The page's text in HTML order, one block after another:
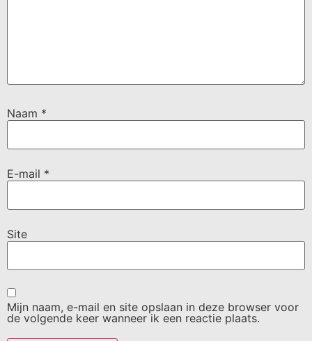
Naam *
E-mail *
Site
Mijn naam, e-mail en site opslaan in deze browser voor
de volgende keer wanneer ik een reactie plaats.